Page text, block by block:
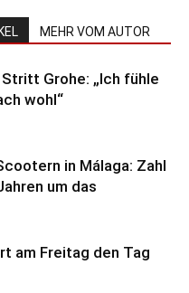
MEHR VOM AUTOR
Grohe: „Ich fühle
wohl“
in Málaga: Zahl
um das
am Freitag den Tag